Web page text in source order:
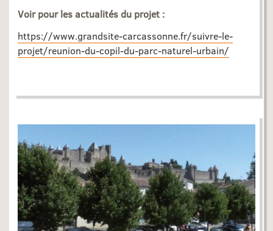
Voir pour les actualités du projet :
https://www.grandsite-carcassonne.fr/suivre-le-
projet/reunion-du-copil-du-parc-naturel-urbain/